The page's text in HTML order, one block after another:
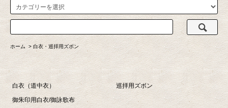
ホーム >白衣・巡拝用ズボン
白衣（道中衣）
巡拝用ズボン
御朱印用白衣/御詠歌布